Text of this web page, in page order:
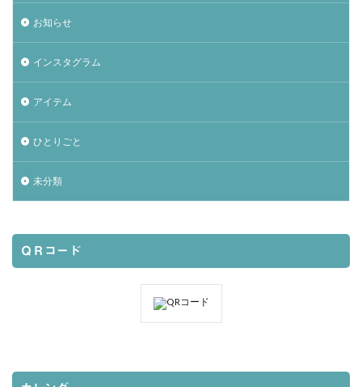
お知らせ
インスタグラム
アイテム
ひとりごと
未分類
ＱＲコード